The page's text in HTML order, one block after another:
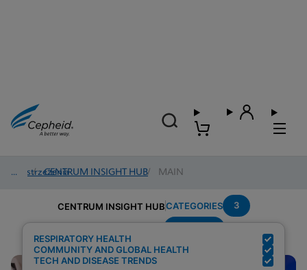
Spostrzeżenia
/ CENTRUM INSIGHT HUB/ MAIN
CENTRUM INSIGHT HUBCATEGORIES 3
RESPIRATORY HEALTH
COMMUNITY AND GLOBAL HEALTH
TECH AND DISEASE TRENDS